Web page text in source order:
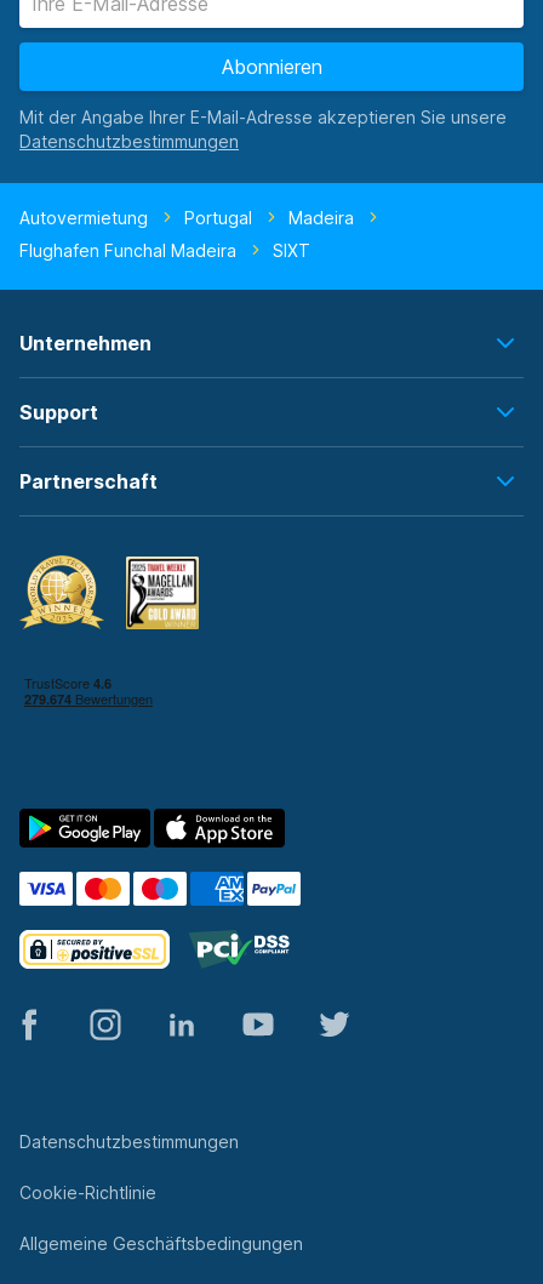
Abonnieren
Mit der Angabe Ihrer E-Mail-Adresse akzeptieren Sie unsere
Autovermietung Portugal
Madeira
Flughafen Funchal Madeira
SIXT
Unternehmen
Support
Partnerschaft